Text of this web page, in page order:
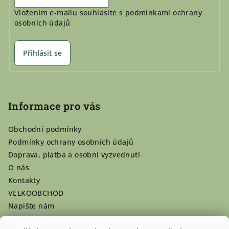
Vložením e-mailu souhlasíte s podmínkami ochrany
osobních údajů
Přihlásit se
Informace pro vás
Obchodní podmínky
Podmínky ochrany osobních údajů
Doprava, platba a osobní vyzvednutí
O nás
Kontakty
VELKOOBCHOD
Napište nám
Hodnocení obchodu